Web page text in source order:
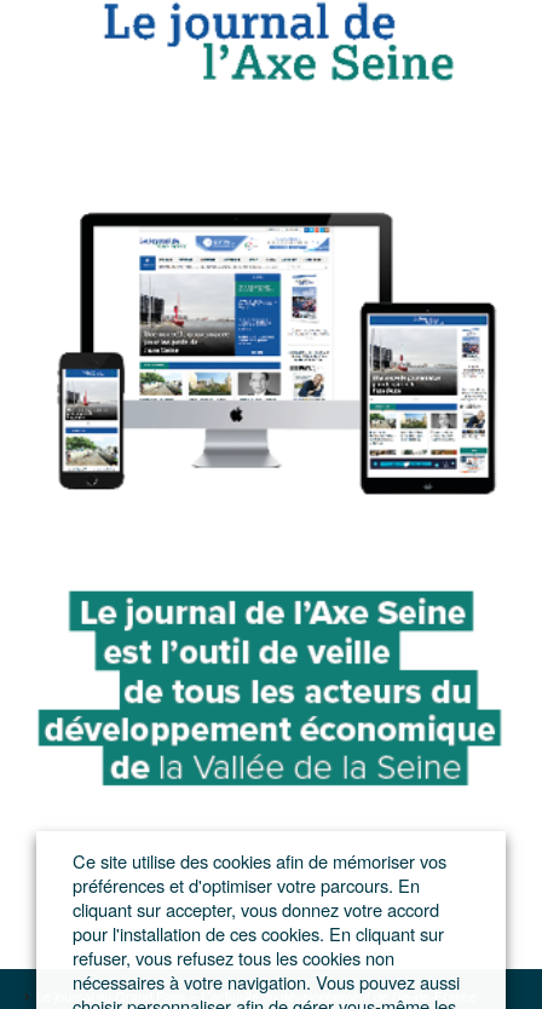
Le journal du Grand Paris – L'actualité du développement de l'Ile-de-France
Ce site utilise des cookies afin de mémoriser vos
préférences et d'optimiser votre parcours. En
cliquant sur accepter, vous donnez votre accord
pour l'installation de ces cookies. En cliquant sur
refuser, vous refusez tous les cookies non
nécessaires à votre navigation. Vous pouvez aussi